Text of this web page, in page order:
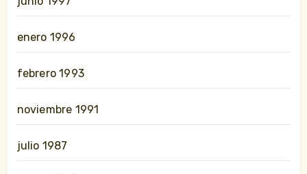
enero 1996
febrero 1993
noviembre 1991
julio 1987